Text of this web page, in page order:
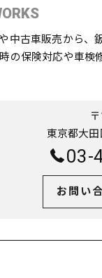
中古車販売から
の保険対応や車検
東京都大
03-
お問い